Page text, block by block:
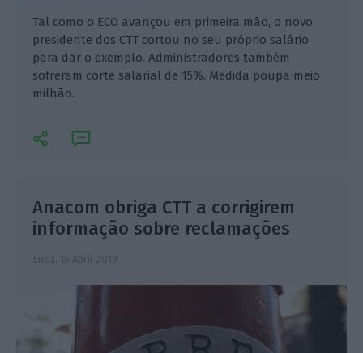
Tal como o ECO avançou em primeira mão, o novo
presidente dos CTT cortou no seu próprio salário
para dar o exemplo. Administradores também
sofreram corte salarial de 15%. Medida poupa meio
milhão.
Anacom obriga CTT a corrigirem
informação sobre reclamações
Lusa, 15 Abril 2019